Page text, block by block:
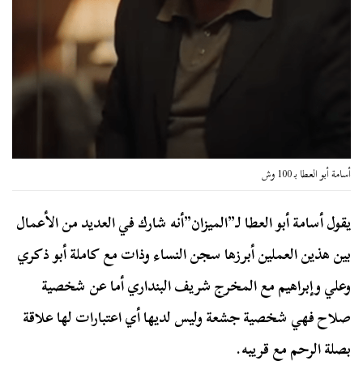
أسامة أبو العطا بـ 100 وش
يقول أسامة أبو العطا لـ”الميزان”أنه شارك في العديد من الأعمال
بين هذين العملين أبرزها سجن النساء وذات مع كاملة أبو ذكري
وعلي وإبراهيم مع المخرج شريف البنداري أما عن شخصية
صلاح فهي شخصية جشعة وليس لديها أي اعتبارات لها علاقة
بصلة الرحم مع قريبه.